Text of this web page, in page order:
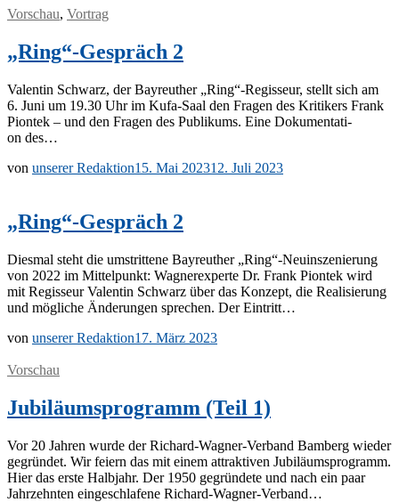
Vorschau, Vortrag
„Ring“-Gespräch 2
Va­len­tin Schwarz, der Bay­reu­ther „Ring“-Regisseur, stellt sich am
6. Juni um 19.30 Uhr im Kufa-Saal den Fra­gen des Kri­ti­kers Frank
Piontek – und den Fra­gen des Pu­bli­kums. Eine Do­ku­men­ta­ti­
on des…
von unserer Redaktion15. Mai 202312. Juli 2023
„Ring“-Gespräch 2
Dies­mal steht die um­strit­te­ne Bay­reu­ther „Ring“-Neuinszenierung
von 2022 im Mit­tel­punkt: Wag­ner­ex­per­te Dr. Frank Piontek wird
mit Re­gis­seur Va­len­tin Schwarz über das Kon­zept, die Rea­li­sie­rung
und mög­li­che Än­de­run­gen spre­chen. Der Eintritt…
von unserer Redaktion17. März 2023
Vorschau
Jubiläumsprogramm (Teil 1)
Vor 20 Jah­ren wur­de der Ri­­chard-Wa­g­­ner-Ver­­­band Bam­berg wie­der
ge­grün­det. Wir fei­ern das mit ei­nem at­trak­ti­ven Ju­bi­lä­ums­pro­gramm.
Hier das ers­te Halb­jahr. Der 1950 ge­grün­de­te und nach ein paar
Jahr­zehn­ten ein­ge­schla­fe­ne Richard-Wagner-Verband…